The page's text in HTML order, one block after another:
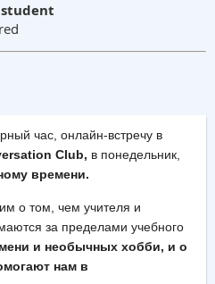
час, онлайн-встречу в
Club, в понедельник,
времени.
о том, чем учителя и
за пределами учебного
и необычных хобби, и о
нам в